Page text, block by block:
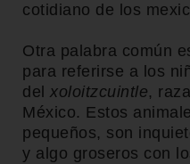
cotidiano de los
Otra palabra común
para referirse a los
del xoloitzcuintle,
México. Estos
pequeños, son
y algo groseros con